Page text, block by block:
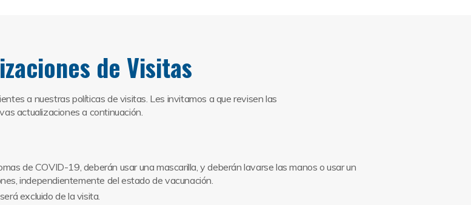
de Visitas
a nuestras políticas de visitas. Les invitamos a que revisen las
actualizaciones a continuación.
de COVID-19, deberán usar una mascarilla, y deberán lavarse las manos o usar un
independientemente del estado de vacunación.
excluido de la visita.